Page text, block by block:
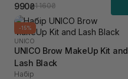
990₴1 160₴
-15%
UNICO
UNICO Brow MakeUp Kit and
Lash Black
Набір